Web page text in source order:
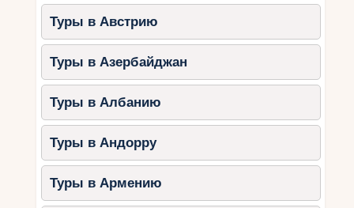
Туры в Австрию
Туры в Азербайджан
Туры в Албанию
Туры в Андорру
Туры в Армению